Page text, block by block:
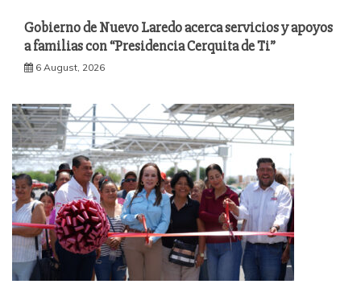
Gobierno de Nuevo Laredo acerca servicios y apoyos
a familias con “Presidencia Cerquita de Ti”
6 August, 2026